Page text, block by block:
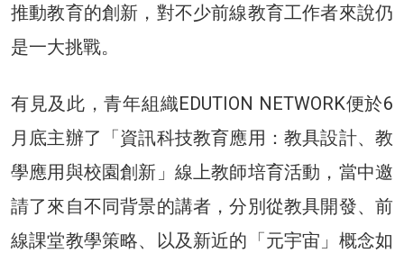
推動教育的創新，對不少前線教育工作者來說仍
是一大挑戰。
有見及此，青年組織EDUTION NETWORK便於6
月底主辦了「資訊科技教育應用：教具設計、教
學應用與校園創新」線上教師培育活動，當中邀
請了來自不同背景的講者，分別從教具開發、前
線課堂教學策略、以及新近的「元宇宙」概念如